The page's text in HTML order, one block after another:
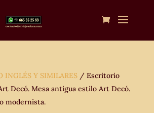
INGLÉS Y SIMILARES/ Escritorio
Decó. Mesa antigua estilo Art Decó.
modernista.